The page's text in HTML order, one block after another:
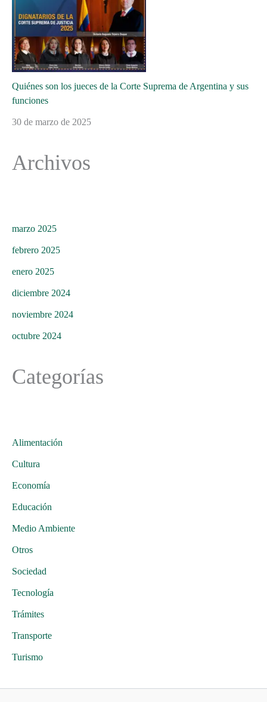
Quiénes son los jueces de la Corte Suprema de Argentina y sus
funciones
30 de marzo de 2025
Archivos
marzo 2025
febrero 2025
enero 2025
diciembre 2024
noviembre 2024
octubre 2024
Categorías
Alimentación
Cultura
Economía
Educación
Medio Ambiente
Otros
Sociedad
Tecnología
Trámites
Transporte
Turismo